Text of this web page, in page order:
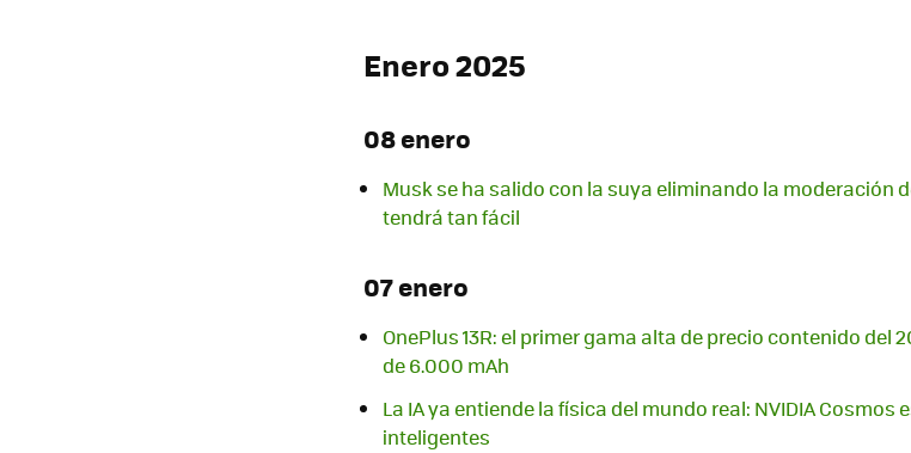
Enero 2025
08 enero
Musk se ha salido con la suya eliminando la moderación
tendrá tan fácil
07 enero
OnePlus 13R: el primer gama alta de precio contenido del
de 6.000 mAh
La IA ya entiende la física del mundo real: NVIDIA
inteligentes